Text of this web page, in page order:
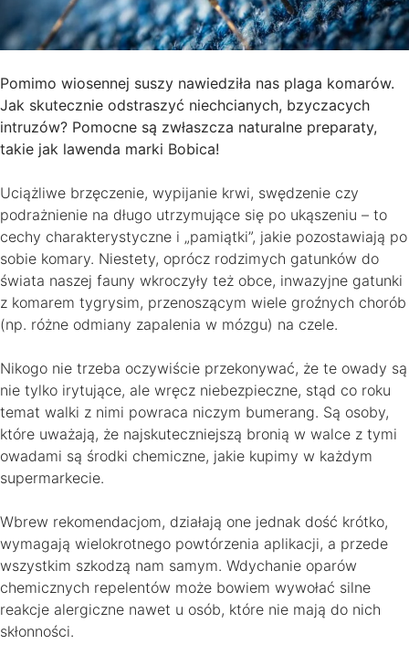
Pomimo wiosennej suszy nawiedziła nas plaga komarów.
Jak skutecznie odstraszyć niechcianych, bzyczacych
intruzów? Pomocne są zwłaszcza naturalne preparaty,
takie jak lawenda marki Bobica!
Uciążliwe brzęczenie, wypijanie krwi, swędzenie czy
podrażnienie na długo utrzymujące się po ukąszeniu – to
cechy charakterystyczne i „pamiątki”, jakie pozostawiają po
sobie komary. Niestety, oprócz rodzimych gatunków do
świata naszej fauny wkroczyły też obce, inwazyjne gatunki
z komarem tygrysim, przenoszącym wiele groźnych chorób
(np. różne odmiany zapalenia w mózgu) na czele.
Nikogo nie trzeba oczywiście przekonywać, że te owady są
nie tylko irytujące, ale wręcz niebezpieczne, stąd co roku
temat walki z nimi powraca niczym bumerang. Są osoby,
które uważają, że najskuteczniejszą bronią w walce z tymi
owadami są środki chemiczne, jakie kupimy w każdym
supermarkecie.
Wbrew rekomendacjom, działają one jednak dość krótko,
wymagają wielokrotnego powtórzenia aplikacji, a przede
wszystkim szkodzą nam samym. Wdychanie oparów
chemicznych repelentów może bowiem wywołać silne
reakcje alergiczne nawet u osób, które nie mają do nich
skłonności.